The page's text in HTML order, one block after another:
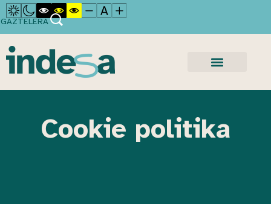
GAZTELERA
Cookie politika